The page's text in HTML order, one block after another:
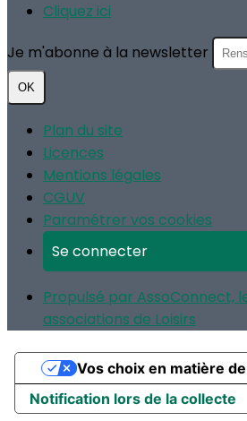
Cliquez ici
Je m'abonne à la newsletter
OK
Plan du site
Licences
Mentions légales
CGUV
Paramétrer vos cookies
Se connecter
Propulsé par AssoConnect,
associations de Loisirs
Notification lors de la collecte
Vos choix en matière